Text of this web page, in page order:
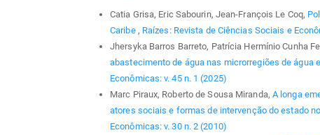
Catia Grisa, Eric Sabourin, Jean-François Le Coq,
Caribe , Raízes: Revista de Ciências Sociais e
Jhersyka Barros Barreto, Patrícia Hermínio Cunha
abastecimento de água nas microrregiões de água
Econômicas: v. 45 n. 1 (2025)
Marc Piraux, Roberto de Sousa Miranda, A longa
atores sociais e formas de intervenção do estado
Econômicas: v. 30 n. 2 (2010)